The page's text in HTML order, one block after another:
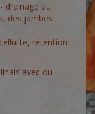
drainage au
des jambes
rétention
avec ou